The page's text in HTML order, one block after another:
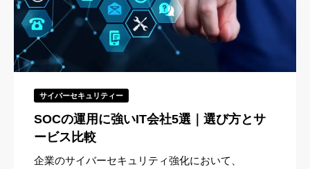
サイバーセキュリティー
SOCの運用に強いIT会社5選｜選び方とサ
ービス比較
企業のサイバーセキュリティ強化において、